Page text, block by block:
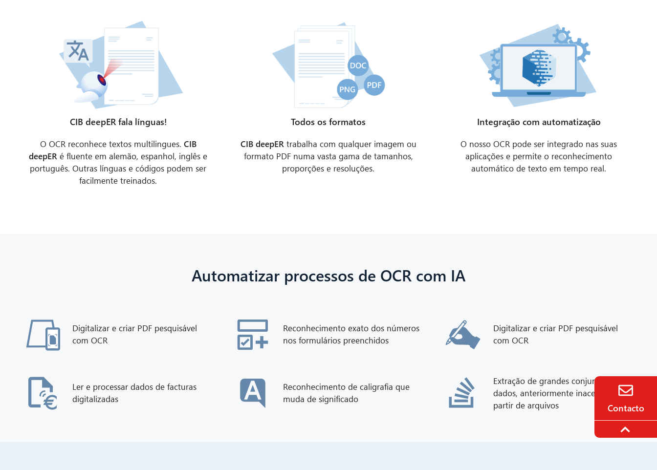
CIB deepER fala línguas!
O OCR reconhece textos multilingues. CIB
deepER é fluente em alemão, espanhol, inglês e
português. Outras línguas e códigos podem ser
facilmente treinados.
Todos os formatos
CIB deepERtrabalha com qualquer imagem ou
formato PDF numa vasta gama de tamanhos,
proporções e resoluções.
Integração com automatização
O nosso OCR pode ser integrado nas suas
aplicações e permite o reconhecimento
automático de texto em tempo real.
Automatizar processos de OCR com IA
Digitalizar e criar PDF pesquisável
com OCR
Reconhecimento exato dos números
nos formulários preenchidos
Digitalizar e criar PDF pesquisável
com OCR
Ler e processar dados de facturas
digitalizadas
Reconhecimento de caligrafia que
muda de significado
Extração de grandes conjuntos de
dados, anteriormente inacessíveis, a
partir de arquivos
Contacto